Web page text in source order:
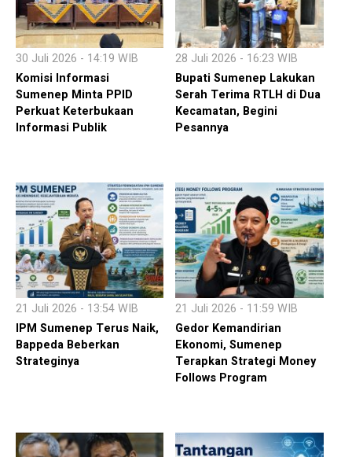
30 Juli 2026 - 14:19 WIB
Komisi Informasi
Sumenep Minta PPID
Perkuat Keterbukaan
Informasi Publik
28 Juli 2026 - 16:23 WIB
Bupati Sumenep Lakukan
Serah Terima RTLH di Dua
Kecamatan, Begini
Pesannya
21 Juli 2026 - 13:54 WIB
IPM Sumenep Terus Naik,
Bappeda Beberkan
Strateginya
21 Juli 2026 - 11:59 WIB
Gedor Kemandirian
Ekonomi, Sumenep
Terapkan Strategi Money
Follows Program